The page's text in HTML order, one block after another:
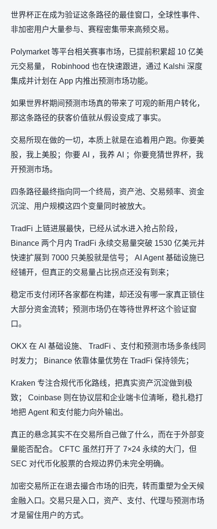
世界杯正在成为验证这条路径的最佳窗口，全球性事件、
非加密用户大量参与、赛程密集带来高频交易。
Polymarket 等平台相关赛事市场，已提前积累超 10 亿美
元交易量， Robinhood 也在快速跟进，通过 Kalshi 深度
集成并计划在 App 内推出预测市场功能。
如果世界杯期间预测市场真的带来了可观的新用户转化，
那这条路径的获客价值就从假设变成了事实。
交易所现在做的一切，本质上就是在追着用户跑。你要美
股，我上美股；你要 AI ，我养 AI ；你要竞猜世界杯，我
开预测市场。
四条路径最终指向同一个终局，资产池、交易频率、资金
沉淀、用户规模这四个变量同时被放大。
TradFi 上链进展最快，已经从试水进入抢占阶段，
Binance 两个月内 TradFi 永续交易量突破 1530 亿美元并
快速扩展到 7000 只美股就是信号； AI Agent 基础设施已
经铺开，但真正的交易量占比拐点还没有到来；
稳定币支付闭环各家都在构建，却还没有哪一家真正锁住
大部分资金流转；预测市场仍在等待世界杯这个验证窗
口。
OKX 在 AI 基础设施、 TradFi 、支付和预测市场多条线同
时发力； Binance 依靠体量优势在 TradFi 保持领先；
Kraken 专注合规代币化路线，把真实资产沉淀做到极
致； Coinbase 则在协议层和企业端卡位清晰，稳扎稳打
地把 Agent 和支付能力向外输出。
真正的悬念其实不在交易所自己做了什么，而在于外部变
量能否配合。 CFTC 虽然打开了 7×24 永续的大门，但
SEC 对代币化股票的合规边界仍未完全明确。
加密交易所正在退去撮合市场的旧壳，转而重塑为全天候
金融入口。交易只是入口，资产、支付、代理与预测市场
才是留住用户的方式。